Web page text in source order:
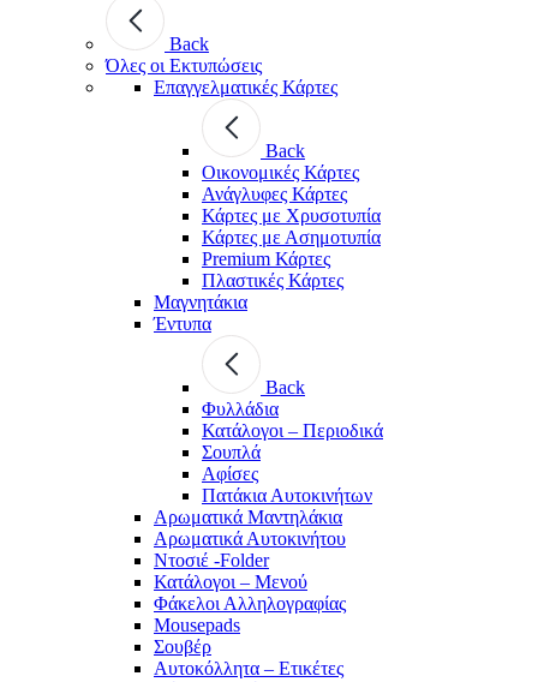
Back
Όλες οι Εκτυπώσεις
Επαγγελματικές Κάρτες
Back
Οικονομικές Κάρτες
Ανάγλυφες Κάρτες
Κάρτες με Χρυσοτυπία
Κάρτες με Ασημοτυπία
Premium Κάρτες
Πλαστικές Κάρτες
Μαγνητάκια
Έντυπα
Back
Φυλλάδια
Κατάλογοι – Περιοδικά
Σουπλά
Αφίσες
Πατάκια Αυτοκινήτων
Αρωματικά Μαντηλάκια
Αρωματικά Αυτοκινήτου
Ντοσιέ -Folder
Κατάλογοι – Μενού
Φάκελοι Αλληλογραφίας
Mousepads
Σουβέρ
Αυτοκόλλητα – Ετικέτες